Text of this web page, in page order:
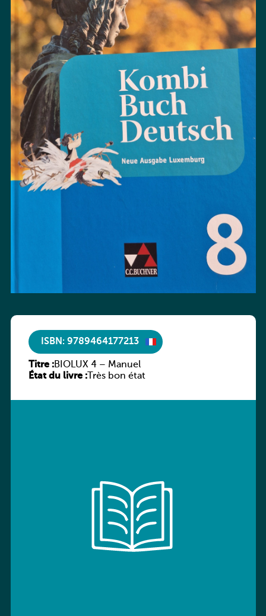
ISBN: 9789464177213
Titre :BIOLUX 4 – Manuel
État du livre :Très bon état